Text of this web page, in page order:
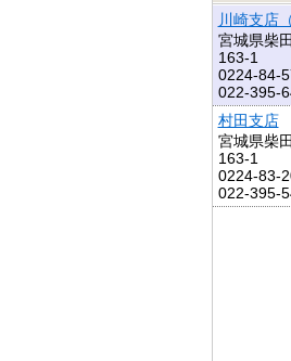
川崎支店
宮城県柴
163-1
0224-84-
022-395-
村田支店
宮城県柴
163-1
0224-83-
022-395-